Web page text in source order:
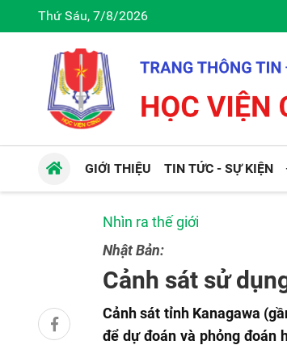
Thứ Sáu, 7/8/2026
GIỚI THIỆU TIN TỨC - SỰ KIỆN
Nhìn ra thế giới
Nhật Bản:
Cảnh sát sử
Cảnh sát tỉnh Kanagawa
để dự đoán và phỏng đoán